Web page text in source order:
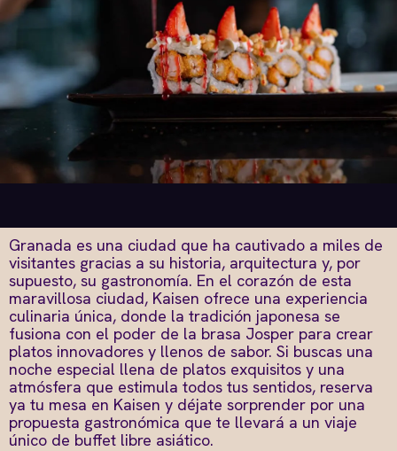
Granada es una ciudad que ha cautivado a miles de
visitantes gracias a su historia, arquitectura y, por
supuesto, su gastronomía. En el corazón de esta
maravillosa ciudad, Kaisen ofrece una experiencia
culinaria única, donde la tradición japonesa se
fusiona con el poder de la brasa Josper para crear
platos innovadores y llenos de sabor. Si buscas una
noche especial llena de platos exquisitos y una
atmósfera que estimula todos tus sentidos, reserva
ya tu mesa en Kaisen y déjate sorprender por una
propuesta gastronómica que te llevará a un viaje
único de buffet libre asiático.